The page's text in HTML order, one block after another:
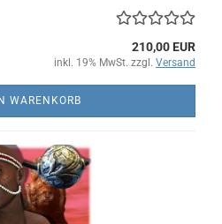
210,00 EUR
inkl. 19% MwSt. zzgl. Versand
WARENKORB